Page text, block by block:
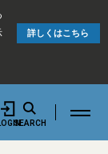
詳しくはこちら
SEARCH